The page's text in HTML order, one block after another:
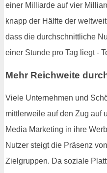
einer Milliarde auf vier
knapp der Hälfte der
dass die durchschnittliche
einer Stunde pro Tag liegt -
Mehr Reichweite
Viele Unternehmen und
mittlerweile auf den Zug auf
Media Marketing in ihre
Nutzer steigt die Präsenz
Zielgruppen. Da soziale